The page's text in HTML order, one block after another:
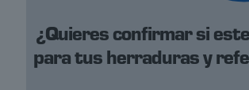
¿Quieres confirmar si
para tus herraduras y